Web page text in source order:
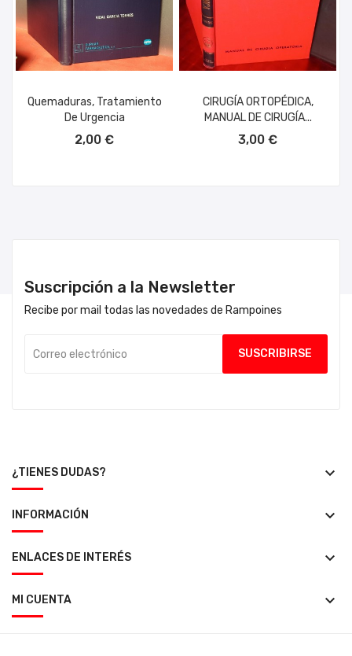
Quemaduras, Tratamiento
De Urgencia
2,00 €
CIRUGÍA ORTOPÉDICA,
MANUAL DE CIRUGÍA...
3,00 €
Suscripción a la Newsletter
Recibe por mail todas las novedades de Rampoines
¿TIENES DUDAS? keyboard_arrow_down
INFORMACIÓN keyboard_arrow_down
ENLACES DE INTERÉS keyboard_arrow_down
MI CUENTA keyboard_arrow_down